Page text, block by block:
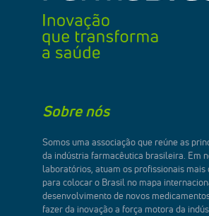
Sobre nós
Somos uma associação que reúne as
da indústria farmacêutica brasileira. Em
laboratórios, atuam os profissionais mais
para colocar o Brasil no mapa
desenvolvimento de novos
fazer da inovação a força motora da